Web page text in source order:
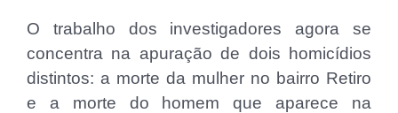
O trabalho dos investigadores agora se
concentra na apuração de dois homicídios
distintos: a morte da mulher no bairro Retiro
e a morte do homem que aparece na